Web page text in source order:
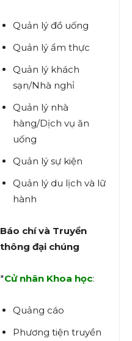
Quản lý đồ uống
Quản lý ẩm thực
Quản lý khách
sạn/Nhà nghỉ
Quản lý nhà
hàng/Dịch vụ ăn
uống
Quản lý sự kiện
Quản lý du lịch và lữ
hành
Báo chí và Truyền
thông đại chúng
*Cử nhân Khoa học:
Quảng cáo
Phương tiện truyền